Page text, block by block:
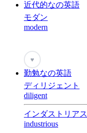
近代的なの英語
モダン
modern
♥
勤勉なの英語
ディリジェント
diligent
インダストリアス
industrious